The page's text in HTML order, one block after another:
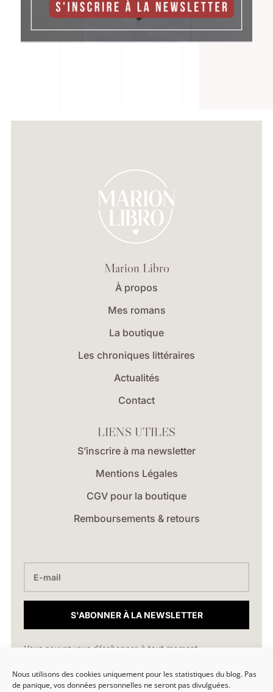
Nous utilisons des cookies uniquement pour les statistiques du blog. Pas
de panique, vos données personnelles ne seront pas divulguées.
Marion Libro
À propos
Mes romans
La boutique
Les chroniques littéraires
Actualités
Contact
LIENS UTILES
S’inscrire à ma newsletter
Mentions Légales
CGV pour la boutique
Remboursements & retours
S'ABONNER À LA NEWSLETTER
Vous pouvez vous désabonner à tout moment.
hello@marionlibro.fr